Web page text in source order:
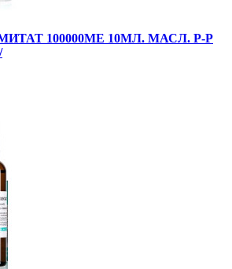
100000МЕ 10МЛ. МАСЛ. Р-Р